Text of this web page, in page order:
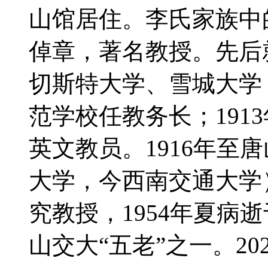
山馆居住。李氏家族
倬章，著名教授。先
切斯特大学、雪城大
范学校任教务长；
英文教员。1916年至
大学，今西南交通大
究教授，1954年夏病
山交大“五老”之一。